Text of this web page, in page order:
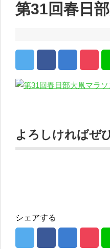
第31回春日
よろしければぜ
シェアする